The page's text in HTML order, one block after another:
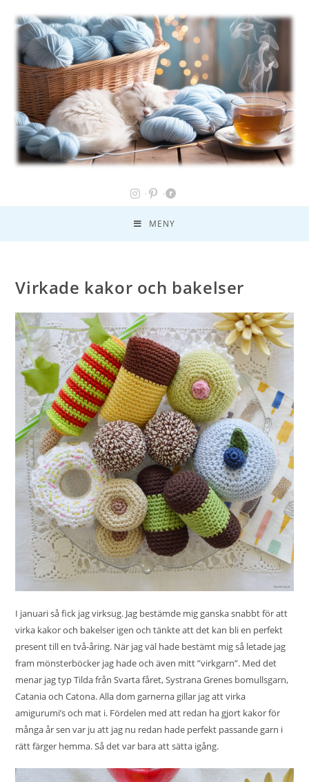
MENY
Virkade kakor och bakelser
I januari så fick jag virksug. Jag bestämde mig ganska snabbt för att
virka kakor och bakelser igen och tänkte att det kan bli en perfekt
present till en två-åring. När jag väl hade bestämt mig så letade jag
fram mönsterböcker jag hade och även mitt ”virkgarn”. Med det
menar jag typ Tilda från Svarta fåret, Systrana Grenes bomullsgarn,
Catania och Catona. Alla dom garnerna gillar jag att virka
amigurumi’s och mat i. Fördelen med att redan ha gjort kakor för
många år sen var ju att jag nu redan hade perfekt passande garn i
rätt färger hemma. Så det var bara att sätta igång.